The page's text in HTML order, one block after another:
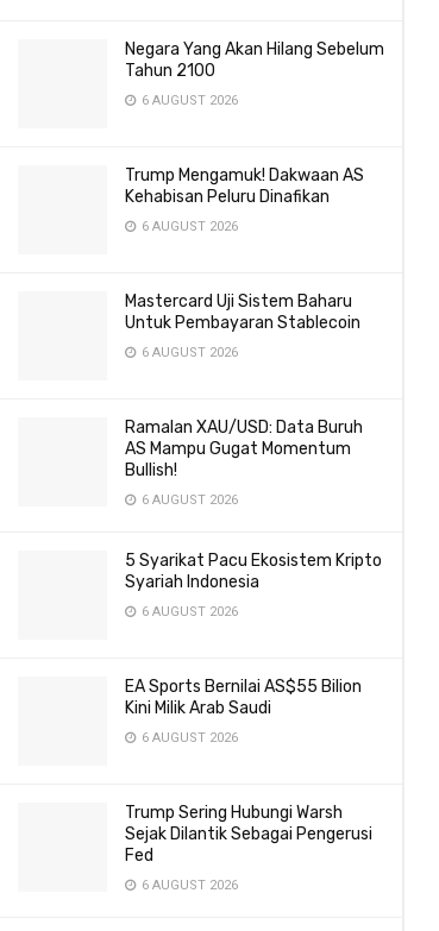
Negara Yang Akan Hilang Sebelum
Tahun 2100
6 AUGUST 2026
Trump Mengamuk! Dakwaan AS
Kehabisan Peluru Dinafikan
6 AUGUST 2026
Mastercard Uji Sistem Baharu
Untuk Pembayaran Stablecoin
6 AUGUST 2026
Ramalan XAU/USD: Data Buruh
AS Mampu Gugat Momentum
Bullish!
6 AUGUST 2026
5 Syarikat Pacu Ekosistem Kripto
Syariah Indonesia
6 AUGUST 2026
EA Sports Bernilai AS$55 Bilion
Kini Milik Arab Saudi
6 AUGUST 2026
Trump Sering Hubungi Warsh
Sejak Dilantik Sebagai Pengerusi
Fed
6 AUGUST 2026